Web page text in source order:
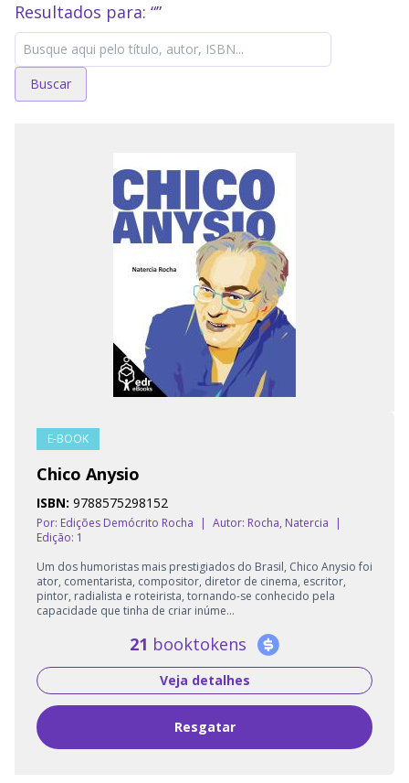
Resultados para: “”
Buscar
E-BOOK
Chico Anysio
ISBN: 9788575298152
Por: Edições Demócrito Rocha | Autor: Rocha, Natercia
|
Edição: 1
Um dos humoristas mais prestigiados do Brasil, Chico Anysio foi
ator, comentarista, compositor, diretor de cinema, escritor,
pintor, radialista e roteirista, tornando-se conhecido pela
capacidade que tinha de criar inúme...
21 booktokens
Veja detalhes
Resgatar